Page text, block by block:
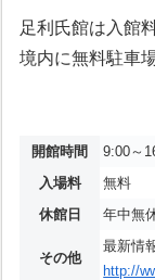
足利氏館は入館
境内に無料駐車
開館時間
9:00～
入場料
無料
休館日
年中無
その他
最新情
http://